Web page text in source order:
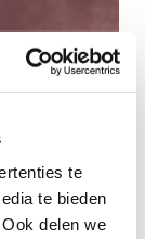
te
te bieden
delen we